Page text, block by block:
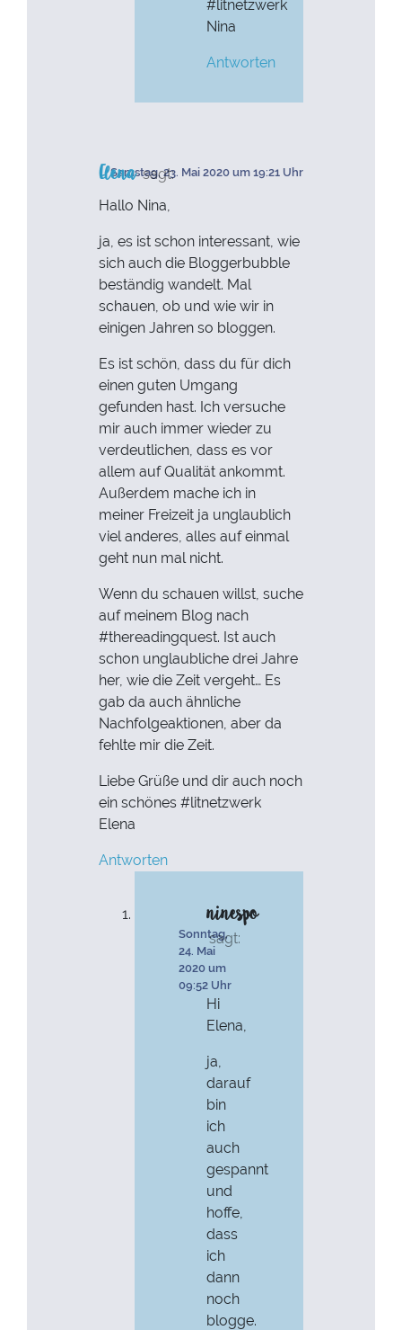
#litnetzwerk
Nina
Antworten
Elena sagt:
Samstag, 23. Mai 2020 um 19:21 Uhr
Hallo Nina,
ja, es ist schon interessant, wie
sich auch die Bloggerbubble
beständig wandelt. Mal
schauen, ob und wie wir in
einigen Jahren so bloggen.
Es ist schön, dass du für dich
einen guten Umgang
gefunden hast. Ich versuche
mir auch immer wieder zu
verdeutlichen, dass es vor
allem auf Qualität ankommt.
Außerdem mache ich in
meiner Freizeit ja unglaublich
viel anderes, alles auf einmal
geht nun mal nicht.
Wenn du schauen willst, suche
auf meinem Blog nach
#thereadingquest. Ist auch
schon unglaubliche drei Jahre
her, wie die Zeit vergeht… Es
gab da auch ähnliche
Nachfolgeaktionen, aber da
fehlte mir die Zeit.
Liebe Grüße und dir auch noch
ein schönes #litnetzwerk
Elena
Antworten
ninespo
sagt:
Sonntag,
24. Mai
2020 um
09:52 Uhr
Hi
Elena,
ja,
darauf
bin
ich
auch
gespannt
und
hoffe,
dass
ich
dann
noch
blogge.